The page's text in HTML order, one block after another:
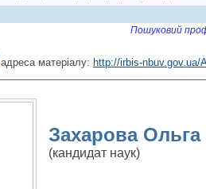
Пошуковий
адреса матеріалу: http://irbis-nbuv.gov.ua/
Захарова Ольга
(кандидат наук)